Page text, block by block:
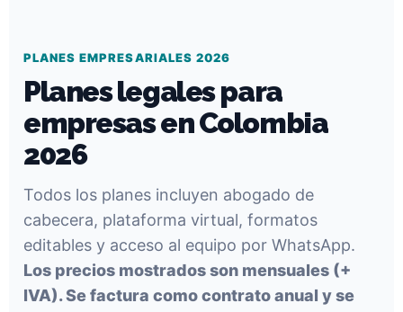
PLANES EMPRESARIALES 2026
Planes legales para
empresas en Colombia
2026
Todos los planes incluyen abogado de
cabecera, plataforma virtual, formatos
editables y acceso al equipo por WhatsApp.
Los precios mostrados son mensuales (+
IVA). Se factura como contrato anual y se